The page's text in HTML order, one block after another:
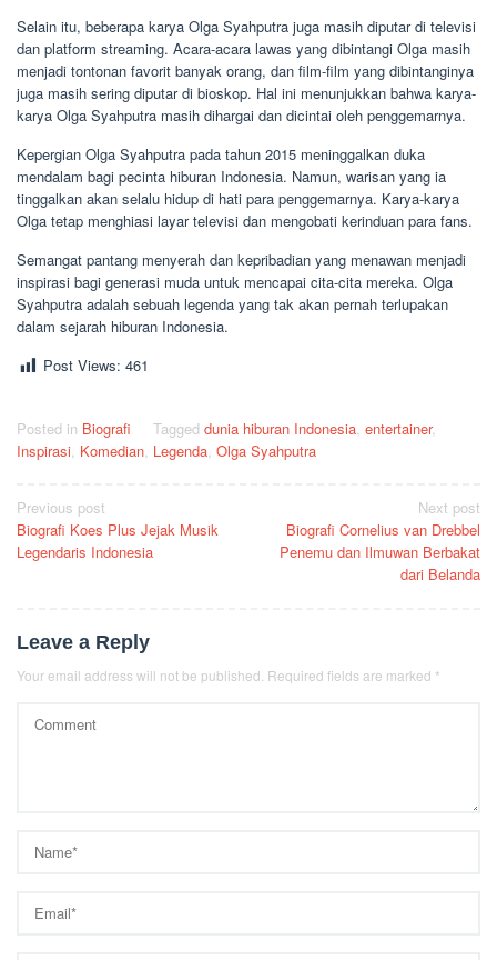
Selain itu, beberapa karya Olga Syahputra juga masih diputar di televisi
dan platform streaming. Acara-acara lawas yang dibintangi Olga masih
menjadi tontonan favorit banyak orang, dan film-film yang dibintanginya
juga masih sering diputar di bioskop. Hal ini menunjukkan bahwa karya-
karya Olga Syahputra masih dihargai dan dicintai oleh penggemarnya.
Kepergian Olga Syahputra pada tahun 2015 meninggalkan duka
mendalam bagi pecinta hiburan Indonesia. Namun, warisan yang ia
tinggalkan akan selalu hidup di hati para penggemarnya. Karya-karya
Olga tetap menghiasi layar televisi dan mengobati kerinduan para fans.
Semangat pantang menyerah dan kepribadian yang menawan menjadi
inspirasi bagi generasi muda untuk mencapai cita-cita mereka. Olga
Syahputra adalah sebuah legenda yang tak akan pernah terlupakan
dalam sejarah hiburan Indonesia.
Post Views: 461
Posted in Biografi Tagged dunia hiburan Indonesia, entertainer,
Inspirasi, Komedian, Legenda, Olga Syahputra
Post
navigation
Previous post
Biografi Koes Plus Jejak Musik
Legendaris Indonesia
Next post
Biografi Cornelius van Drebbel
Penemu dan Ilmuwan Berbakat
dari Belanda
Leave a Reply
Your email address will not be published. Required fields are marked *